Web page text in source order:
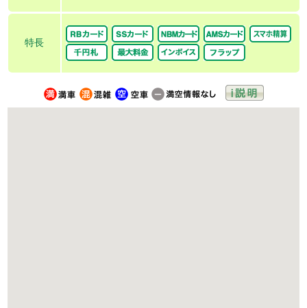
特長